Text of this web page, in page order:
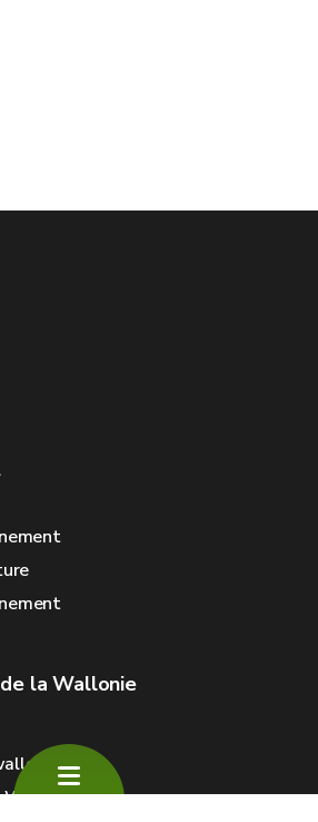
la Wallonie
Wallonie